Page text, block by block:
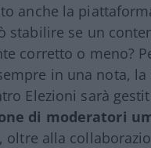
anche la
stabilire se un
corretto o meno?
in una nota,
Elezioni sarà
di moderatori
, oltre alla